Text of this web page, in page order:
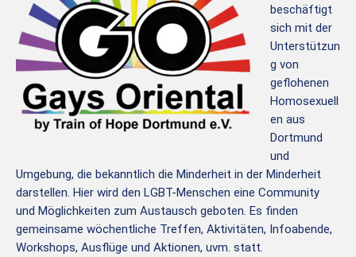
beschäftigt
sich mit der
Unterstützun
g von
geflohenen
Homosexuell
en aus
Dortmund
und
Umgebung, die bekanntlich die Minderheit in der Minderheit
darstellen. Hier wird den LGBT-Menschen eine Community
und Möglichkeiten zum Austausch geboten. Es finden
gemeinsame wöchentliche Treffen, Aktivitäten, Infoabende,
Workshops, Ausflüge und Aktionen, uvm. statt.